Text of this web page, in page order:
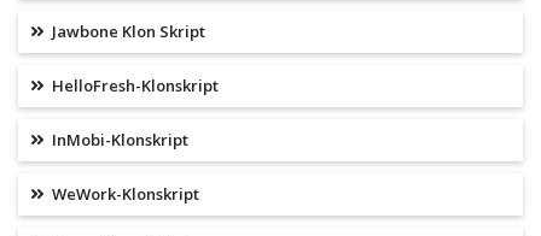
Jawbone Klon Skript
HelloFresh-Klonskript
InMobi-Klonskript
WeWork-Klonskript